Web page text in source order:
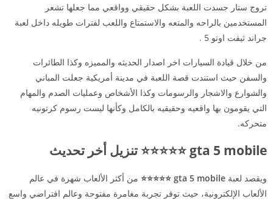
تروج ستار جسدت اللعبة بشكل حقيقي وواقعي مما جعلها تشعر
المستخدمين بالراحه والمتعه والاستمتاع واللعب لفترات طويله داخل لعبة
جراند ثيفت اوتو 5 .
من خلال قيادة السيارات اخر اصدار الحديثه والمميزه وكذا الطائرات
والسفن حيث استندت قصة اللعبة في مدينة أمريكية جعلت المباني
والشوارع والاشجار والرسومات وكذا الأشخاص وعمليات الصدم والمهام
التي يقومون بها واقعيه وحقيقيه بالكامل وكأنها ليست رسوم كرتونيه
متحركه.
gta 5 mobile ⭐⭐⭐⭐⭐ تنزيل أخر تحديث
ويقصد لعبة gta 5 mobile ⭐⭐⭐⭐⭐
من أكثر الألعاب شهرة في عالم
الألعاب الإلكترونية، حيث توفر تجربة مغامرة مفتوحة وعالم افتراضي واسع